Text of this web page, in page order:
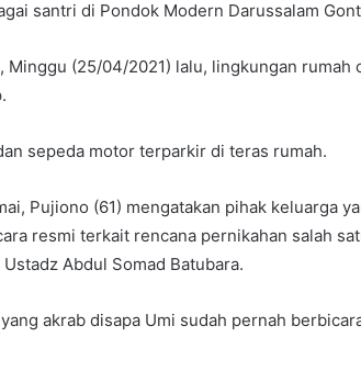
santri di Pondok Modern Darussalam
Minggu (25/04/2021) lalu, lingkungan
sepeda motor terparkir di teras rumah.
Pujiono (61) mengatakan pihak keluarga
resmi terkait rencana pernikahan salah
Abdul Somad Batubara.
akrab disapa Umi sudah pernah